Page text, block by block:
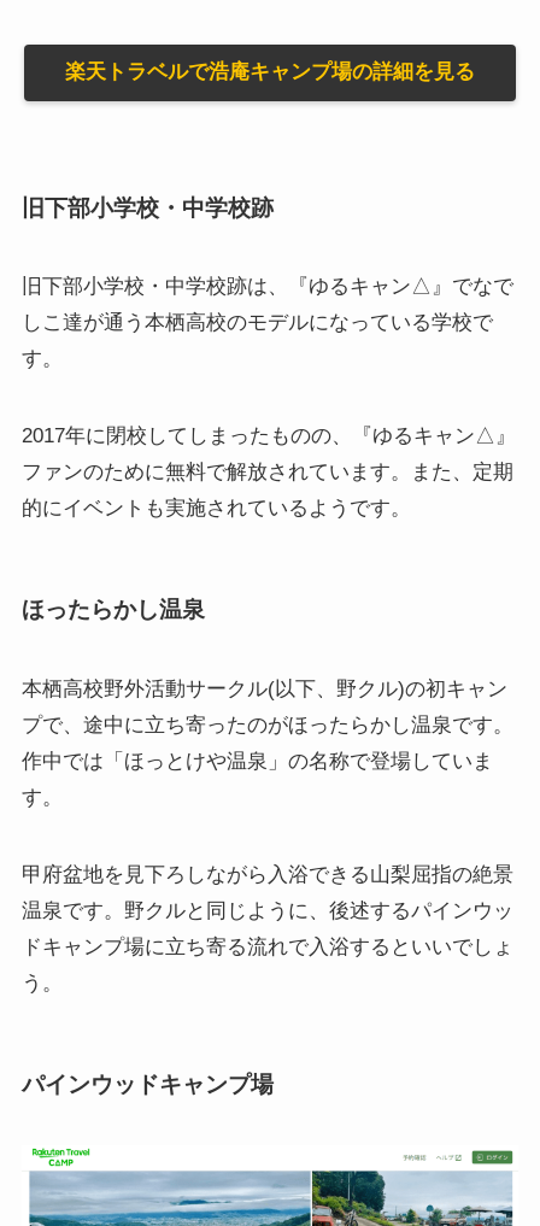
楽天トラベルで浩庵キャンプ場の詳細を見る
旧下部小学校・中学校跡
旧下部小学校・中学校跡は、『ゆるキャン△』でなで
しこ達が通う本栖高校のモデルになっている学校で
す。
2017年に閉校してしまったものの、『ゆるキャン△』
ファンのために無料で解放されています。また、定期
的にイベントも実施されているようです。
ほったらかし温泉
本栖高校野外活動サークル(以下、野クル)の初キャン
プで、途中に立ち寄ったのがほったらかし温泉です。
作中では「ほっとけや温泉」の名称で登場していま
す。
甲府盆地を見下ろしながら入浴できる山梨屈指の絶景
温泉です。野クルと同じように、後述するパインウッ
ドキャンプ場に立ち寄る流れで入浴するといいでしょ
う。
パインウッドキャンプ場